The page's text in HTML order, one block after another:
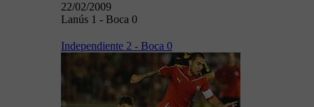
22/02/2009
Lanús 1 - Boca 0
Independiente 2 - Boca 0